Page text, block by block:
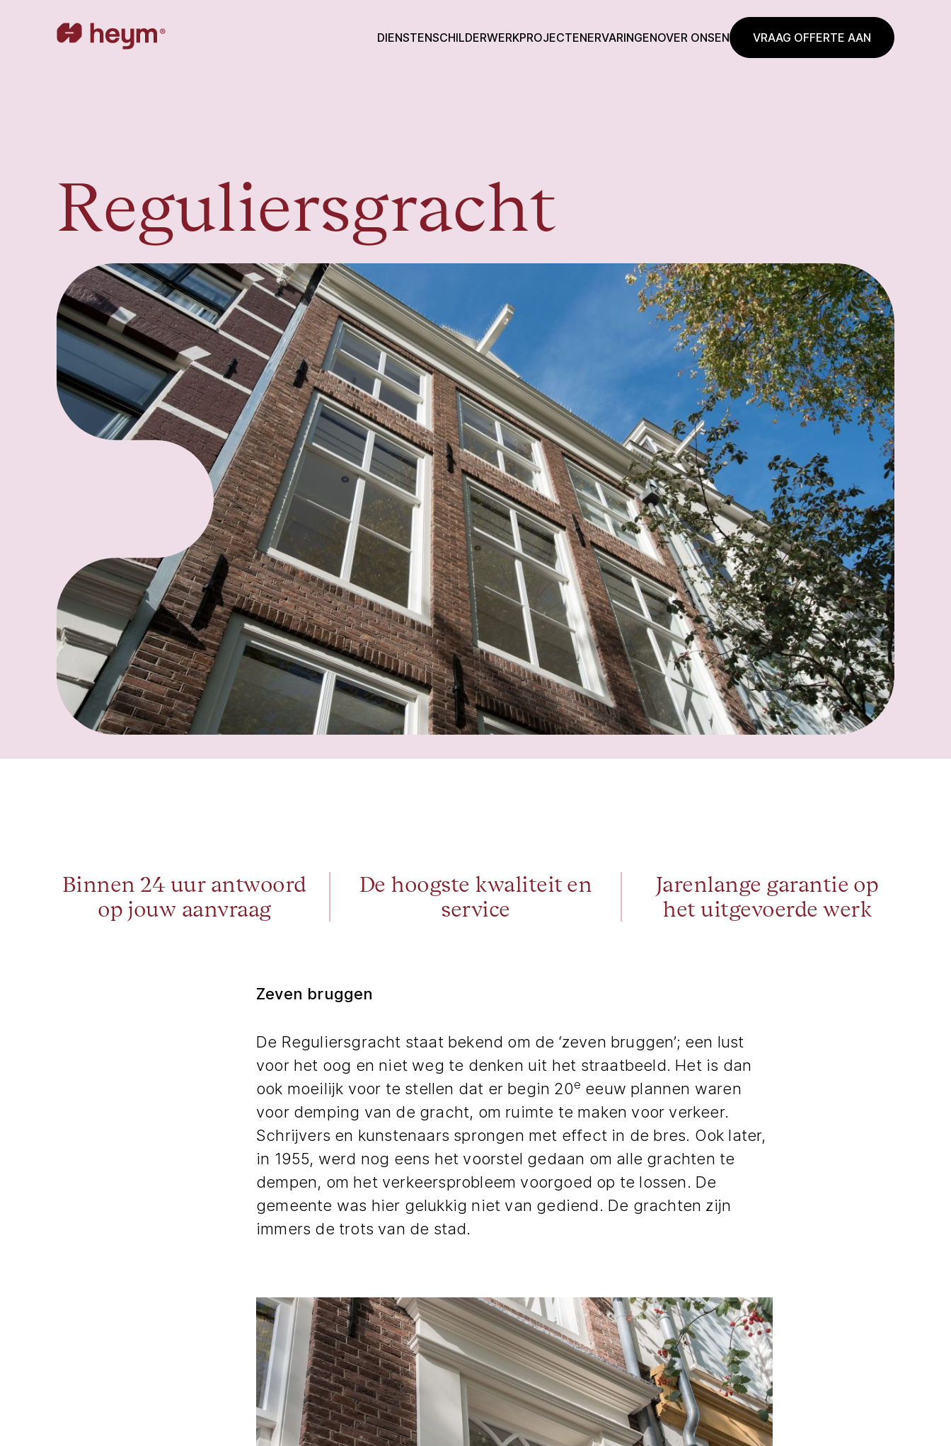
DIENSTENSCHILDERWERKPROJECTENERVARINGENOVER ONSEN VRAAG OFFERTE AAN
Reguliersgracht
Binnen 24 uur antwoord
op jouw aanvraag
De hoogste kwaliteit en
service
Jarenlange garantie op
het uitgevoerde werk
Zeven bruggen
De Reguliersgracht staat bekend om de ‘zeven bruggen’; een lust
voor het oog en niet weg te denken uit het straatbeeld. Het is dan
ook moeilijk voor te stellen dat er begin 20e eeuw plannen waren
voor demping van de gracht, om ruimte te maken voor verkeer.
Schrijvers en kunstenaars sprongen met effect in de bres. Ook later,
in 1955, werd nog eens het voorstel gedaan om alle grachten te
dempen, om het verkeersprobleem voorgoed op te lossen. De
gemeente was hier gelukkig niet van gediend. De grachten zijn
immers de trots van de stad.